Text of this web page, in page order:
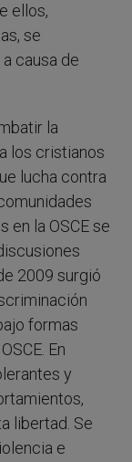
ellos,
se
causa de
la
los cristianos
lucha contra
en la OSCE se
2009 surgió
formas
En
y
libertad. Se
e